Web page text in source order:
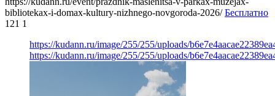
bibliotekax-i-domax-kultury-nizhnego-novgoroda-2026/ Бесплатно
121 1
https://kudann.ru/image/255/255/uploads/
https://kudann.ru/image/255/255/uploads/